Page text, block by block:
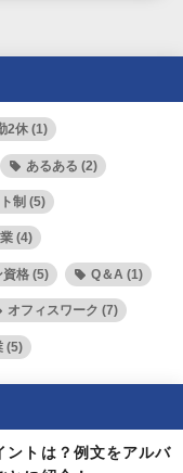
2休 (1)
あるある (2)
制 (5)
(4)
資格 (5) Q＆A (1)
オフィスワーク (7)
(5)
ントは？例文をアルバ